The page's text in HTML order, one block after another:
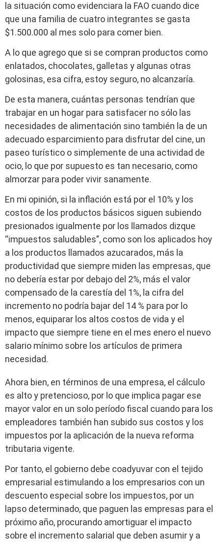
la situación como evidenciara la FAO cuando dice
que una familia de cuatro integrantes se gasta
$1.500.000 al mes solo para comer bien.
A lo que agrego que si se compran productos como
enlatados, chocolates, galletas y algunas otras
golosinas, esa cifra, estoy seguro, no alcanzaría.
De esta manera, cuántas personas tendrían que
trabajar en un hogar para satisfacer no sólo las
necesidades de alimentación sino también la de un
adecuado esparcimiento para disfrutar del cine, un
paseo turístico o simplemente de una actividad de
ocio, lo que por supuesto es tan necesario, como
almorzar para poder vivir sanamente.
En mi opinión, si la inflación está por el 10% y los
costos de los productos básicos siguen subiendo
presionados igualmente por los llamados dizque
“impuestos saludables”, como son los aplicados hoy
a los productos llamados azucarados, más la
productividad que siempre miden las empresas, que
no debería estar por debajo del 2%, más el valor
compensado de la carestía del 1%, la cifra del
incremento no podría bajar del 14 % para por lo
menos, equiparar los altos costos de vida y el
impacto que siempre tiene en el mes enero el nuevo
salario mínimo sobre los artículos de primera
necesidad.
Ahora bien, en términos de una empresa, el cálculo
es alto y pretencioso, por lo que implica pagar ese
mayor valor en un solo período fiscal cuando para los
empleadores también han subido sus costos y los
impuestos por la aplicación de la nueva reforma
tributaria vigente.
Por tanto, el gobierno debe coadyuvar con el tejido
empresarial estimulando a los empresarios con un
descuento especial sobre los impuestos, por un
lapso determinado, que paguen las empresas para el
próximo año, procurando amortiguar el impacto
sobre el incremento salarial que deben asumir y a